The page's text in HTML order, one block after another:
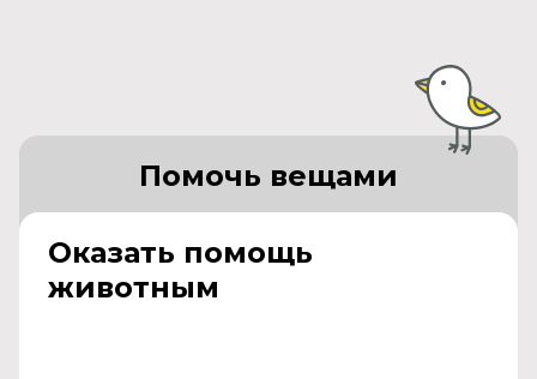
Оказать помощь
животным
Помочь вещами